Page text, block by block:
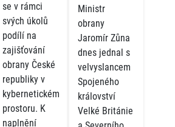
se v rámci
svých úkolů
podílí na
zajišťování
obrany České
republiky v
kybernetickém
prostoru. K
naplnění
Ministr
obrany
Jaromír Zůna
dnes jednal s
velvyslancem
Spojeného
království
Velké Británie